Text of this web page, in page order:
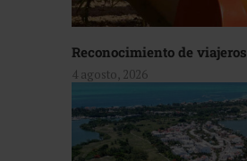
Reconocimiento de viajeros
4 agosto, 2026